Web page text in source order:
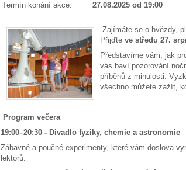
Termín konání akce:
27.08.2025 od 19:00
Zajímáte se o hvězdy,
Přijďte ve středu 27.
Představíme vám, jak
vás baví pozorování
příběhů z minulosti.
všechno můžete zažít,
Program večera
19:00–20:30 - Divadlo fyziky, chemie a astronomie
Zábavné a poučné experimenty, které vám doslova
lektorů.